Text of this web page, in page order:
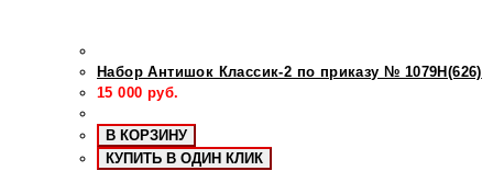
Набор Антишок Классик-2 по приказу № 1079Н(626)
15 000 руб.
В КОРЗИНУ
КУПИТЬ В ОДИН КЛИК